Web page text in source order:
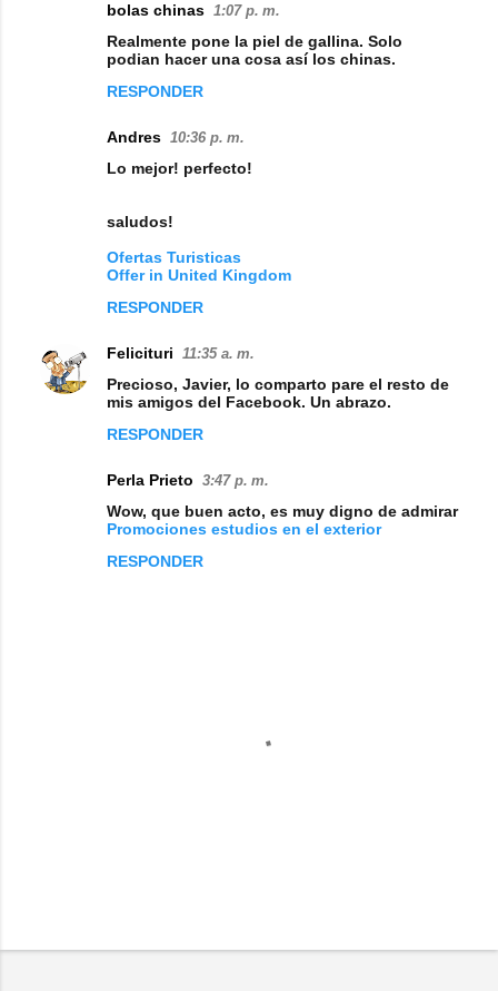
bolas chinas 1:07 p. m.
Realmente pone la piel de gallina. Solo
podian hacer una cosa así los chinas.
RESPONDER
Andres 10:36 p. m.
Lo mejor! perfecto!
saludos!
Ofertas Turisticas
Offer in United Kingdom
RESPONDER
Felicituri 11:35 a. m.
Precioso, Javier, lo comparto pare el resto de
mis amigos del Facebook. Un abrazo.
RESPONDER
Perla Prieto 3:47 p. m.
Wow, que buen acto, es muy digno de admirar
Promociones estudios en el exterior
RESPONDER